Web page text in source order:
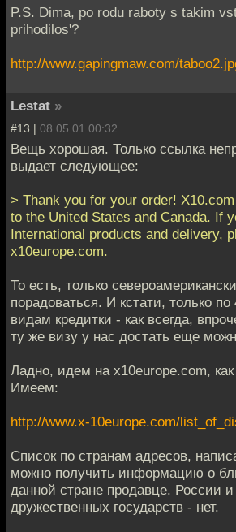
P.S. Dima, po rodu raboty s takim
prihodilos'?
http://www.gapingmaw.com/
Lestat »
#13 | 08.05.01 00:32
Вещь хорошая. Только ссылка
выдает следующее:
> Thank you for your order!
to the United States and Canada. If
International products and delivery,
x10europe.com.
То есть, только
порадоваться. И кстати, только
видам кредитки - как всегда,
ту же визу у нас достать еще
Ладно, идем на x10europe.com,
Имеем:
http://www.x-10europe.com/
Список по странам адресов,
можно получить информацию о
данной стране продавце. России
дружественных государств - нет.